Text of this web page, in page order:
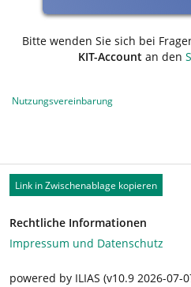
Bitte wenden Sie sich bei
KIT-Accountan den
Nutzungsvereinbarung
Link in Zwischenablage kopieren
Rechtliche Informationen
Impressum und Datenschutz
powered by ILIAS (v10.9 2026-07-